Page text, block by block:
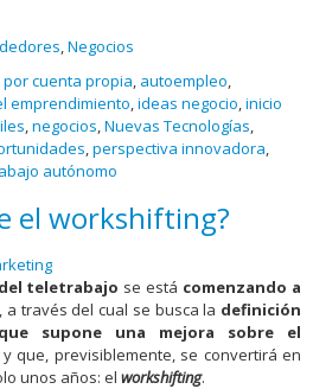
Negocios
cuenta propia autoempleo
emprendimiento ideas negocio inicio
negocios Nuevas Tecnologías
perspectiva innovadora
autónomo
el workshifting?
teletrabajo se está comenzando a
, a través del cual se busca la definición
supone una mejora sobre el
y que, previsiblemente, se convertirá en
unos años: el workshifting.